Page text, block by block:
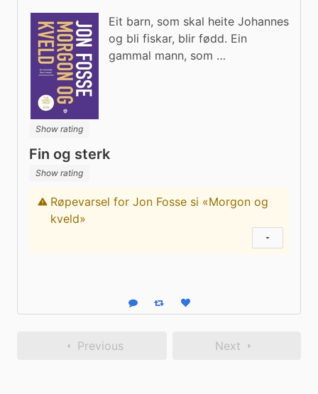
Show rating
Eit barn, som skal heite Johannes
og bli fiskar, blir fødd. Ein
gammal mann, som …
Fin og sterk
Show rating
Content warning
Røpevarsel for Jon Fosse si «Morgon og
kveld»
Reply Boost statusLike status
Previous Next